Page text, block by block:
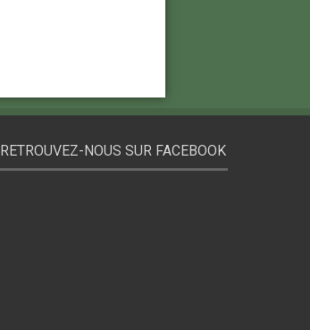
RETROUVEZ-NOUS SUR FACEBOOK